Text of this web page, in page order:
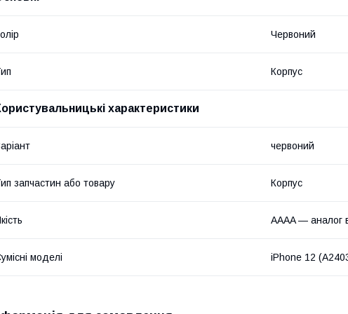
Червоний
Корпус
характеристики
червоний
запчастин або товару Корпус
AAAA — аналог
моделі iPhone 12